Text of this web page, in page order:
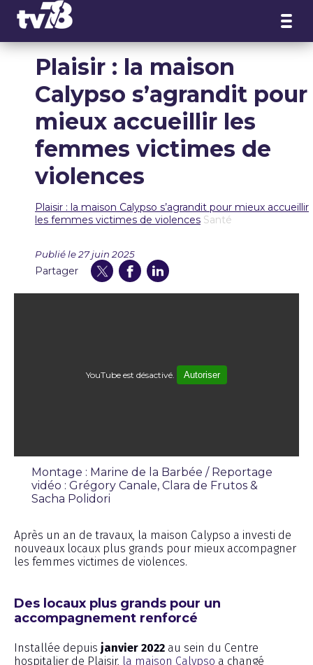
Plaisir : la maison
Calypso s’agrandit pour
mieux accueillir les
femmes victimes de
violences
Plaisir : la maison Calypso s’agrandit pour mieux accueillir
les femmes victimes de violences Santé
Publié le 27 juin 2025
Partager
YouTube est désactivé. Autoriser
Montage : Marine de la Barbée / Reportage
vidéo : Grégory Canale, Clara de Frutos &
Sacha Polidori
Après un an de travaux, la maison Calypso a investi de
nouveaux locaux plus grands pour mieux accompagner
les femmes victimes de violences.
Des locaux plus grands pour un
accompagnement renforcé
Installée depuis janvier 2022 au sein du Centre
hospitalier de Plaisir, la maison Calypso a changé
Panneau de gestion des cookies